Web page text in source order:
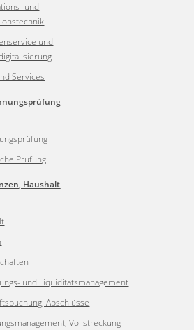
und
und
Services
Prüfung
Haushalt
und Liquiditätsmanagement
Abschlüsse
Vollstreckung